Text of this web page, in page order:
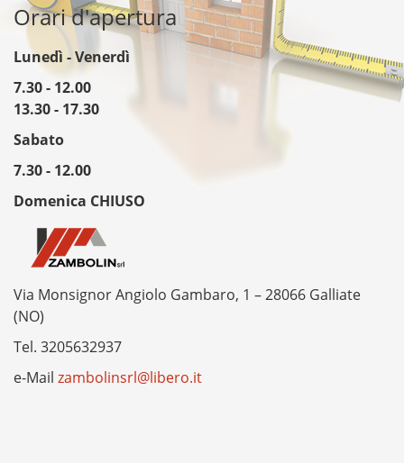
Orari d'apertura
Lunedì - Venerdì
7.30 - 12.00
13.30 - 17.30
Sabato
7.30 - 12.00
Domenica CHIUSO
Via Monsignor Angiolo Gambaro, 1 – 28066 Galliate
(NO)
Tel. 3205632937
e-Mail zambolinsrl@libero.it